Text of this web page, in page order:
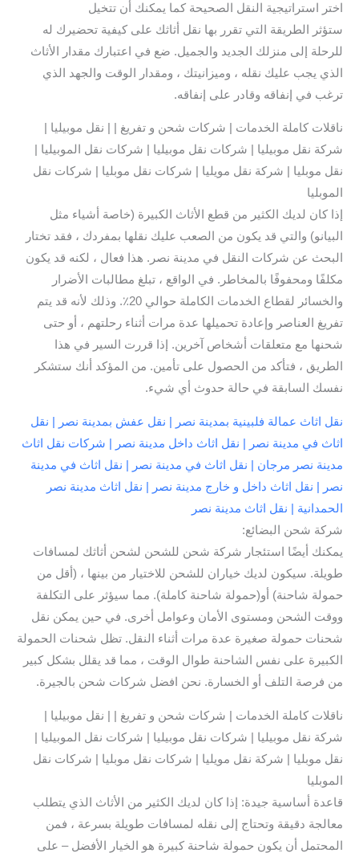
اختر استراتيجية النقل الصحيحة كما يمكنك أن تتخيل
ستؤثر الطريقة التي تقرر بها نقل أثاثك على كيفية تحضيرك له
للرحلة إلى منزلك الجديد والجميل. ضع في اعتبارك مقدار الأثاث
الذي يجب عليك نقله ، وميزانيتك ، ومقدار الوقت والجهد الذي
ترغب في إنفاقه وقادر على إنفاقه.
ناقلات كاملة الخدمات | شركات شحن و تفريغ | | نقل موبيليا |
شركة نقل موبيليا | شركات نقل موبيليا | شركات نقل الموبيليا |
نقل موبليا | شركة نقل مويليا | شركات نقل موبليا | شركات نقل
الموبليا
إذا كان لديك الكثير من قطع الأثاث الكبيرة (خاصة أشياء مثل
البيانو) والتي قد يكون من الصعب عليك نقلها بمفردك ، فقد تختار
البحث عن شركات النقل في مدينة نصر. هذا فعال ، لكنه قد يكون
مكلفًا ومحفوفًا بالمخاطر. في الواقع ، تبلغ مطالبات الأضرار
والخسائر لقطاع الخدمات الكاملة حوالي 20٪. وذلك لأنه قد يتم
تفريغ العناصر وإعادة تحميلها عدة مرات أثناء رحلتهم ، أو حتى
شحنها مع متعلقات أشخاص آخرين. إذا قررت السير في هذا
الطريق ، فتأكد من الحصول على تأمين. من المؤكد أنك ستشكر
نفسك السابقة في حالة حدوث أي شيء.
نقل اثاث عمالة فلبينية بمدينة نصر | نقل عفش بمدينة نصر | نقل
اثاث في مدينة نصر | نقل اثاث داخل مدينة نصر | شركات نقل اثاث
مدينة نصر مرجان | نقل اثاث في مدينة نصر | نقل اثاث في مدينة
نصر | نقل اثاث داخل و خارج مدينة نصر | نقل اثاث مدينة نصر
الحمدانية | نقل اثاث مدينة نصر
شركة شحن البضائع:
يمكنك أيضًا استئجار شركة شحن للشحن لشحن أثاثك لمسافات
طويلة. سيكون لديك خياران للشحن للاختيار من بينها ، (أقل من
حمولة شاحنة) أو(حمولة شاحنة كاملة). مما سيؤثر على التكلفة
ووقت الشحن ومستوى الأمان وعوامل أخرى. في حين يمكن نقل
شحنات حمولة صغيرة عدة مرات أثناء النقل. تظل شحنات الحمولة
الكبيرة على نفس الشاحنة طوال الوقت ، مما قد يقلل بشكل كبير
من فرصة التلف أو الخسارة. نحن افضل شركات شحن بالجيرة.
ناقلات كاملة الخدمات | شركات شحن و تفريغ | | نقل موبيليا |
شركة نقل موبيليا | شركات نقل موبيليا | شركات نقل الموبيليا |
نقل موبليا | شركة نقل مويليا | شركات نقل موبليا | شركات نقل
الموبليا
قاعدة أساسية جيدة: إذا كان لديك الكثير من الأثاث الذي يتطلب
معالجة دقيقة وتحتاج إلى نقله لمسافات طويلة بسرعة ، فمن
المحتمل أن يكون حمولة شاحنة كبيرة هو الخيار الأفضل – على